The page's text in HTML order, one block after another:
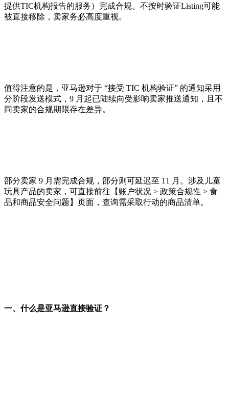
提供TIC机构报告的服务）完成合规。不按时验证Listing可能
被直接移除，卖家务必高度重视。
值得注意的是，亚马逊对于 “接受 TIC 机构验证” 的通知采用
分阶段发送模式，9 月起已陆续向受影响卖家推送通知，且不
同卖家的合规期限存在差异。
部分卖家 9 月需完成合规，部分则可延迟至 11 月。涉及儿童
玩具产品的卖家，可直接前往【账户状况 > 政策合规性 > 食
品和商品安全问题】页面，查询需采取行动的商品清单。
一、什么是亚马逊直接验证？